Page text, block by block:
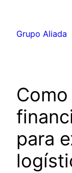
Grupo Aliada
para